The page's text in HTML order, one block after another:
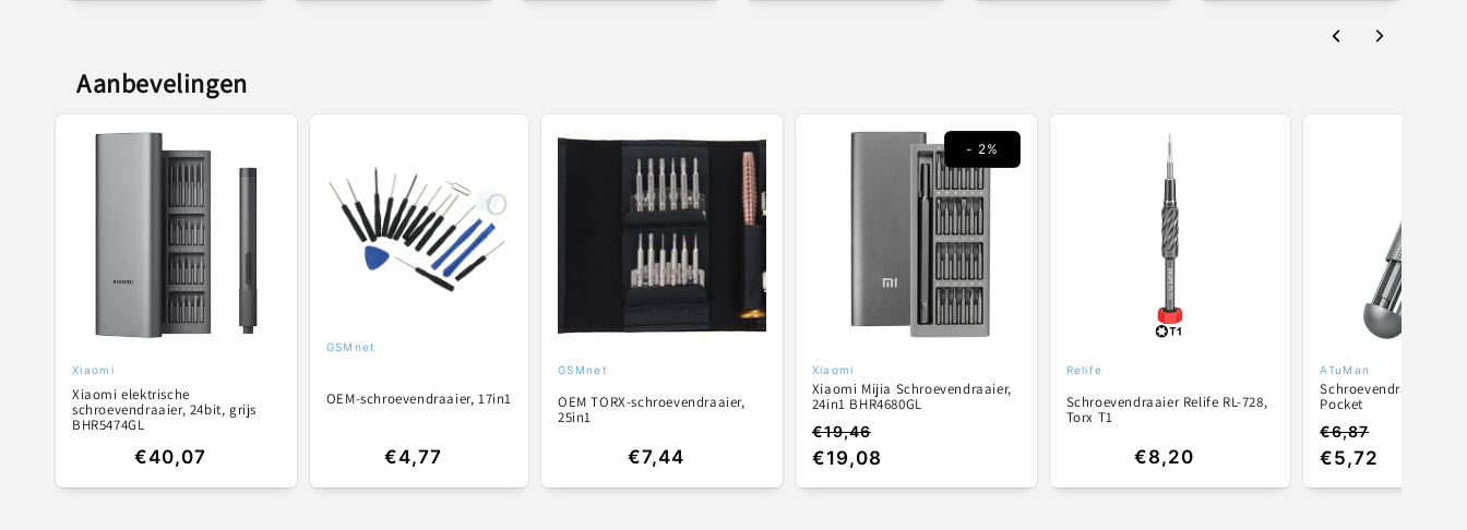
Aanbevelingen
Verkoper:
Xiaomi
Xiaomi elektrische
schroevendraaier, 24bit, grijs
BHR5474GL
Normale
prijs
€40,07
Verkoper:
GSMnet
OEM-schroevendraaier, 17in1
Normale
prijs
€4,77
Verkoper:
GSMnet
OEM TORX-schroevendraaier,
25in1
Normale
prijs
€7,44
- 2%
Verkoper:
Xiaomi
Xiaomi Mijia Schroevendraaier,
24in1 BHR4680GL
Normale
€19,46
Aanbiedingsprijs
€19,08
Verkoper:
Relife
Schroevendraaier Relife RL-728,
Torx T1
Normale
prijs
€8,20
Verkoper:
ATuMan
Schroevendraaier
Pocket
Normale
€6,87
€5,72